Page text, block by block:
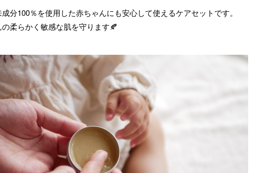
分100％を使用した赤ちゃんにも安心して使えるケアセットです。
柔らかく敏感な肌を守ります🍂